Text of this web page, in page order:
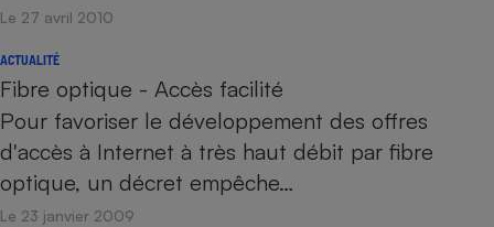
Le 27 avril 2010
ACTUALITÉ
Fibre optique - Accès facilité
Pour favoriser le développement des offres
d'accès à Internet à très haut débit par fibre
optique, un décret empêche…
Le 23 janvier 2009